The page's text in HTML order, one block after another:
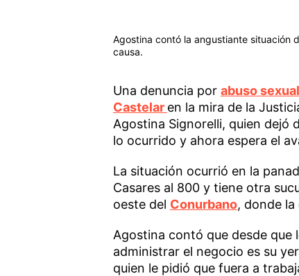
Agostina contó la angustiante situación
causa.
Una denuncia por abuso sexual
Castelar en la mira de la
Agostina Signorelli, quien dejó
lo ocurrido y ahora espera el
La situación ocurrió en la
Casares al 800 y tiene otra
oeste del Conurbano, donde la
Agostina contó que desde que
administrar el negocio es su
quien le pidió que fuera a